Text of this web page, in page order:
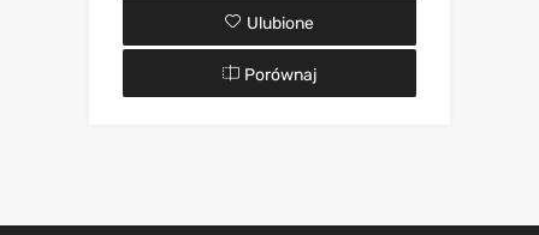
Ulubione
Porównaj